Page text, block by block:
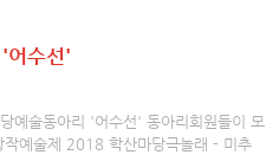
어수선'
예술동아리 '어수선' 동아리회원들이 모
작예술제 2018 학산마당극놀래 - 미추